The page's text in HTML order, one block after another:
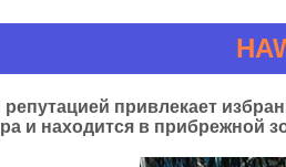
привлекает
и находится в прибрежной